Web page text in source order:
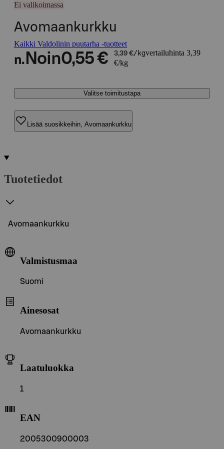
Ei valikoimassa
Avomaankurkku
Kaikki Valdolinin puutarha -tuotteet
n. Noin0,55 € 3,39 €/kgvertailuhinta 3,39
€/kg
Valitse toimitustapa
Lisää suosikkeihin, Avomaankurkku
Tuotetiedot
Avomaankurkku
Valmistusmaa
Suomi
Ainesosat
Avomaankurkku
Laatuluokka
1
EAN
2005300900003